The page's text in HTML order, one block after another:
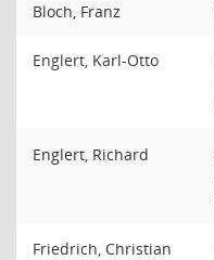
Bloch, Franz
Englert, Karl-Otto
Englert, Richard
Friedrich, Christian